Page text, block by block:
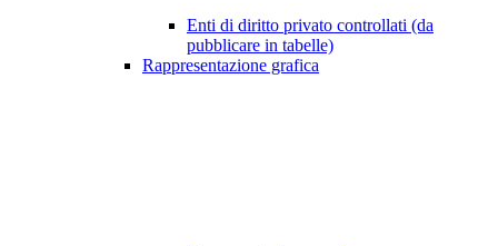
Enti di diritto privato controllati (da
pubblicare in tabelle)
Rappresentazione grafica